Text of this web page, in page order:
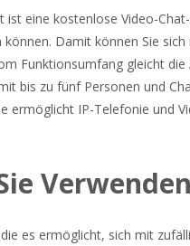
ist eine kostenlose Video-
Damit können Sie
Funktionsumfang gleicht
bis zu fünf Personen und
ermöglicht IP-Telefonie und
es ermöglicht, sich mit